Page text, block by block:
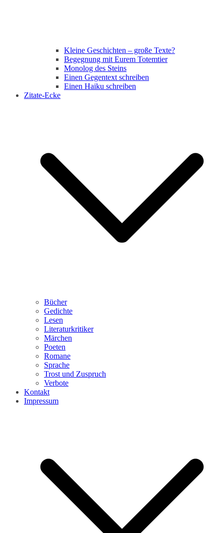
Kleine Geschichten – große Texte?
Begegnung mit Eurem Totemtier
Monolog des Steins
Einen Gegentext schreiben
Einen Haiku schreiben
Zitate-Ecke
Bücher
Gedichte
Lesen
Literaturkritiker
Märchen
Poeten
Romane
Sprache
Trost und Zuspruch
Verbote
Kontakt
Impressum